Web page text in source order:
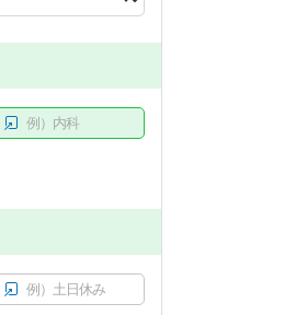
例）内科
例）土日休み